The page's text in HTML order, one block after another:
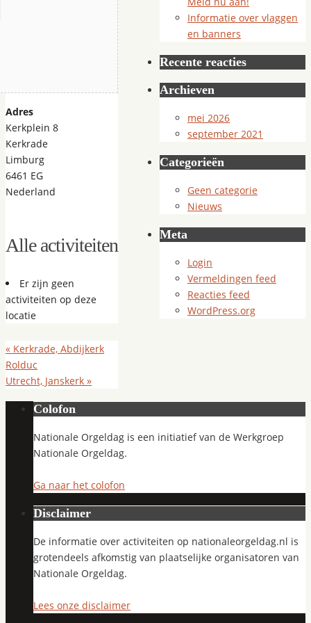
Adres
Kerkplein 8
Kerkrade
Limburg
6461 EG
Nederland
Alle activiteiten
Er zijn geen
activiteiten op deze
locatie
« Kerkrade, Abdijkerk
Rolduc
Utrecht, Janskerk »
Informatie over vlaggen
en banners
Recente reacties
Archieven
mei 2026
september 2021
Categorieën
Geen categorie
Nieuws
Meta
Login
Vermeldingen feed
Reacties feed
WordPress.org
Colofon
Nationale Orgeldag is een initiatief van de Werkgroep
Nationale Orgeldag.
Ga naar het colofon
Disclaimer
De informatie over activiteiten op nationaleorgeldag.nl is
grotendeels afkomstig van plaatselijke organisatoren van
Nationale Orgeldag.
Lees onze disclaimer